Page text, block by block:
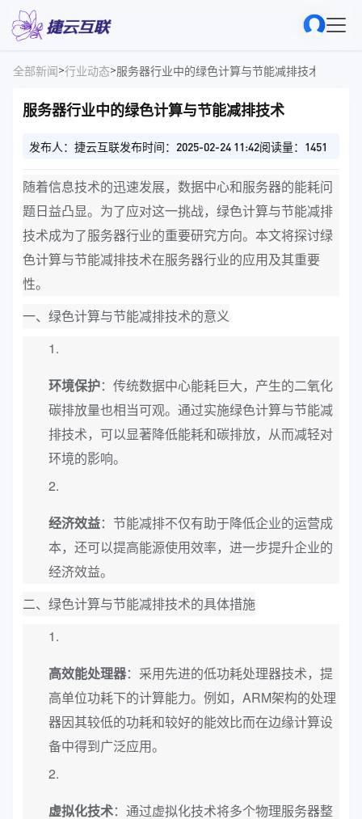
全部新闻>行业动态>服务器行业中的绿色计算与节能减排技术
服务器行业中的绿色计算与节能减排技术
发布人：捷云互联发布时间：2025-02-24 11:42阅读量：1451
随着信息技术的迅速发展，数据中心和服务器的能耗问
题日益凸显。为了应对这一挑战，绿色计算与节能减排
技术成为了服务器行业的重要研究方向。本文将探讨绿
色计算与节能减排技术在服务器行业的应用及其重要
性。
一、绿色计算与节能减排技术的意义
环境保护：传统数据中心能耗巨大，产生的二氧化
碳排放量也相当可观。通过实施绿色计算与节能减
排技术，可以显著降低能耗和碳排放，从而减轻对
环境的影响。
经济效益：节能减排不仅有助于降低企业的运营成
本，还可以提高能源使用效率，进一步提升企业的
经济效益。
二、绿色计算与节能减排技术的具体措施
高效能处理器：采用先进的低功耗处理器技术，提
高单位功耗下的计算能力。例如，ARM架构的处理
器因其较低的功耗和较好的能效比而在边缘计算设
备中得到广泛应用。
虚拟化技术：通过虚拟化技术将多个物理服务器整